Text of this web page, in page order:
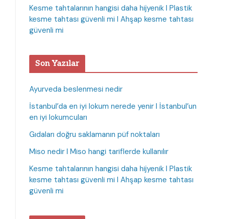
Kesme tahtalarının hangisi daha hijyenik I Plastik
kesme tahtası güvenli mi I Ahşap kesme tahtası
güvenli mi
Son Yazılar
Ayurveda beslenmesi nedir
İstanbul’da en iyi lokum nerede yenir I İstanbul’un
en iyi lokumcuları
Gıdaları doğru saklamanın püf noktaları
Miso nedir I Miso hangi tariflerde kullanılır
Kesme tahtalarının hangisi daha hijyenik I Plastik
kesme tahtası güvenli mi I Ahşap kesme tahtası
güvenli mi